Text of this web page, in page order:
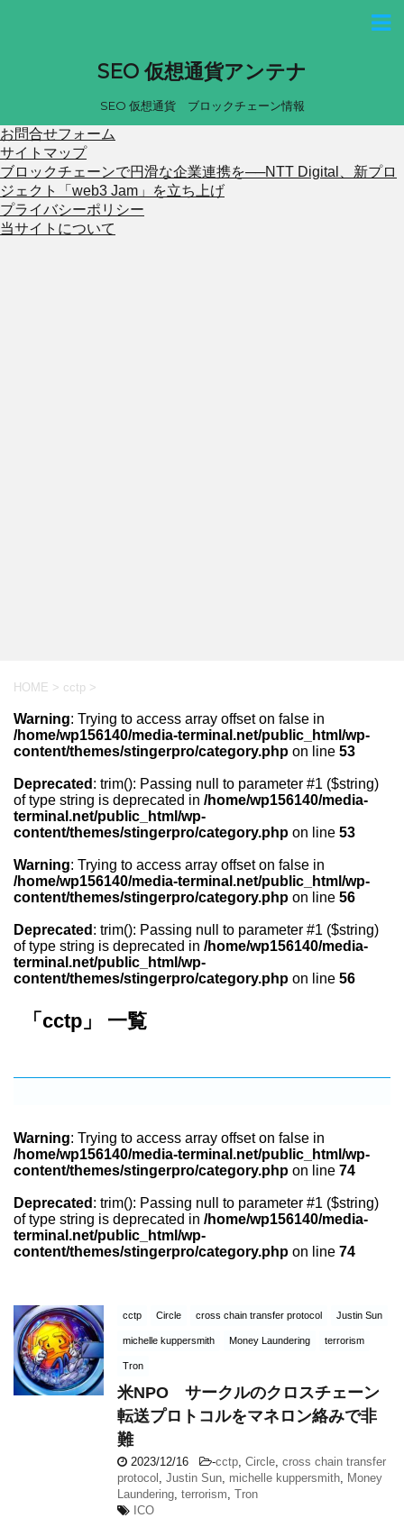
SEO 仮想通貨アンテナ
SEO 仮想通貨 ブロックチェーン情報
お問合せフォーム
サイトマップ
ブロックチェーンで円滑な企業連携を──NTT Digital、新プロ
ジェクト「web3 Jam」を立ち上げ
プライバシーポリシー
当サイトについて
HOME > cctp >
Warning: Trying to access array offset on false in
/home/wp156140/media-terminal.net/public_html/wp-
content/themes/stingerpro/category.php on line 53
Deprecated : trim(): Passing null to parameter #1 ($string)
of type string is deprecated in /home/wp156140/media-
terminal.net/public_html/wp-
content/themes/stingerpro/category.php on line 53
Warning: Trying to access array offset on false in
/home/wp156140/media-terminal.net/public_html/wp-
content/themes/stingerpro/category.php on line 56
Deprecated : trim(): Passing null to parameter #1 ($string)
of type string is deprecated in /home/wp156140/media-
terminal.net/public_html/wp-
content/themes/stingerpro/category.php on line 56
「cctp」 一覧
Warning: Trying to access array offset on false in
/home/wp156140/media-terminal.net/public_html/wp-
content/themes/stingerpro/category.php on line 74
Deprecated : trim(): Passing null to parameter #1 ($string)
of type string is deprecated in /home/wp156140/media-
terminal.net/public_html/wp-
content/themes/stingerpro/category.php on line 74
cctp Circle cross chain transfer protocol Justin Sun
michelle kuppersmith Money Laundering terrorism
Tron
米NPO サークルのクロスチェーン
転送プロトコルをマネロン絡みで非
難
2023/12/16 -cctp Circle cross chain transfer
protocol Justin Sun michelle kuppersmith Money
Laundering terrorism Tron
ICO